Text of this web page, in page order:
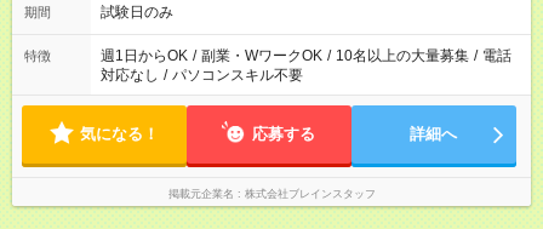
期間 試験日のみ
特徴 週1日からOK / 副業・WワークOK / 10名以上の大量募集 / 電話
対応なし / パソコンスキル不要
気になる！ 応募する 詳細へ
掲載元企業名 株式会社ブレインスタッフ